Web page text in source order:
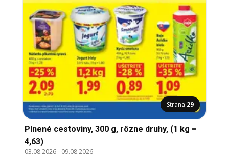
Strana 29
Plnené cestoviny, 300 g, rôzne druhy, (1 kg =
4,63)
03.08.2026- 09.08.2026